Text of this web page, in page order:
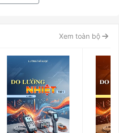
Xem toàn bộ